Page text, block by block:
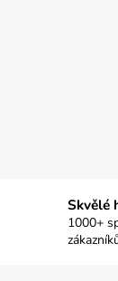
Skvělé
1000+